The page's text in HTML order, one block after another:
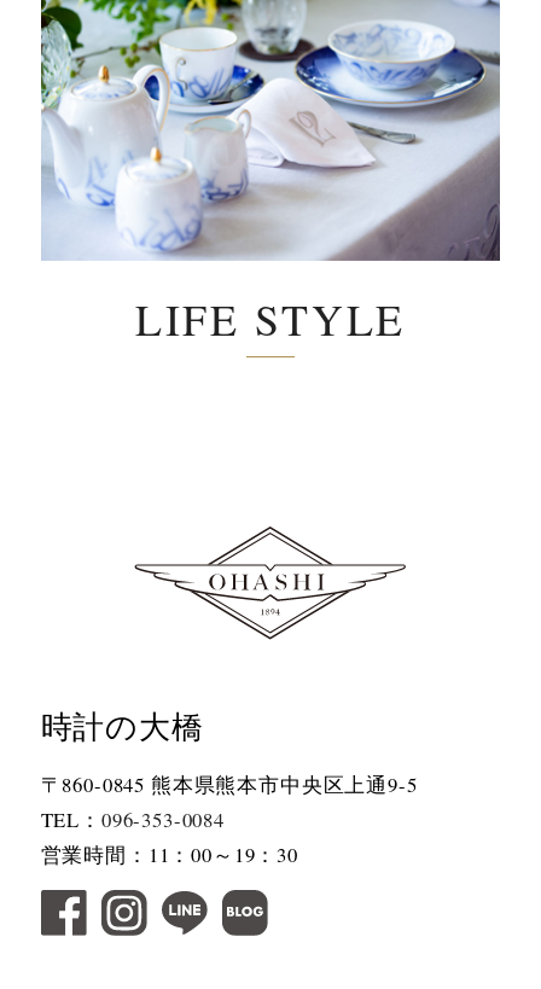
LIFE STYLE
時計の大橋
〒860-0845 熊本県熊本市中央区上通9-5
TEL： 096-353-0084
営業時間：11：00～19：30